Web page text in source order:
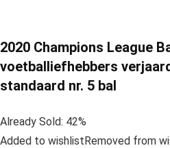
2020 Champions League
voetballiefhebbers
standaard nr. 5 bal
Already Sold: 42%
Added to wishlistRemoved from